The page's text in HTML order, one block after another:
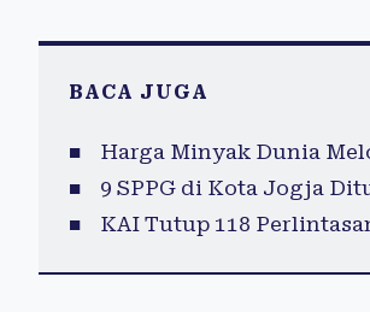
BACA JUGA
Harga Minyak Dunia
9 SPPG di Kota Jogja
KAI Tutup 118